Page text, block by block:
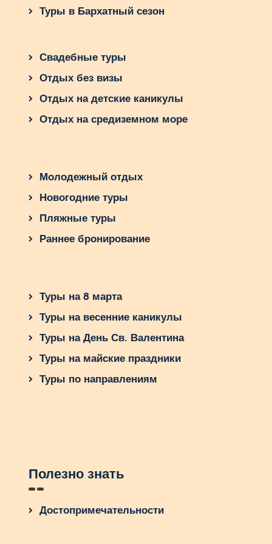
Туры в Бархатный сезон
Свадебные туры
Отдых без визы
Отдых на детские каникулы
Отдых на средиземном море
Молодежный отдых
Новогодние туры
Пляжные туры
Раннее бронирование
Туры на 8 марта
Туры на весенние каникулы
Туры на День Св. Валентина
Туры на майские праздники
Туры по направлениям
Полезно знать
Достопримечательности